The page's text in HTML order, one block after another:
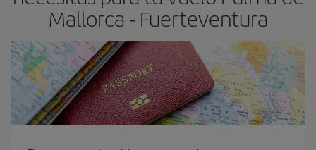
Mallorca - Fuerteventura